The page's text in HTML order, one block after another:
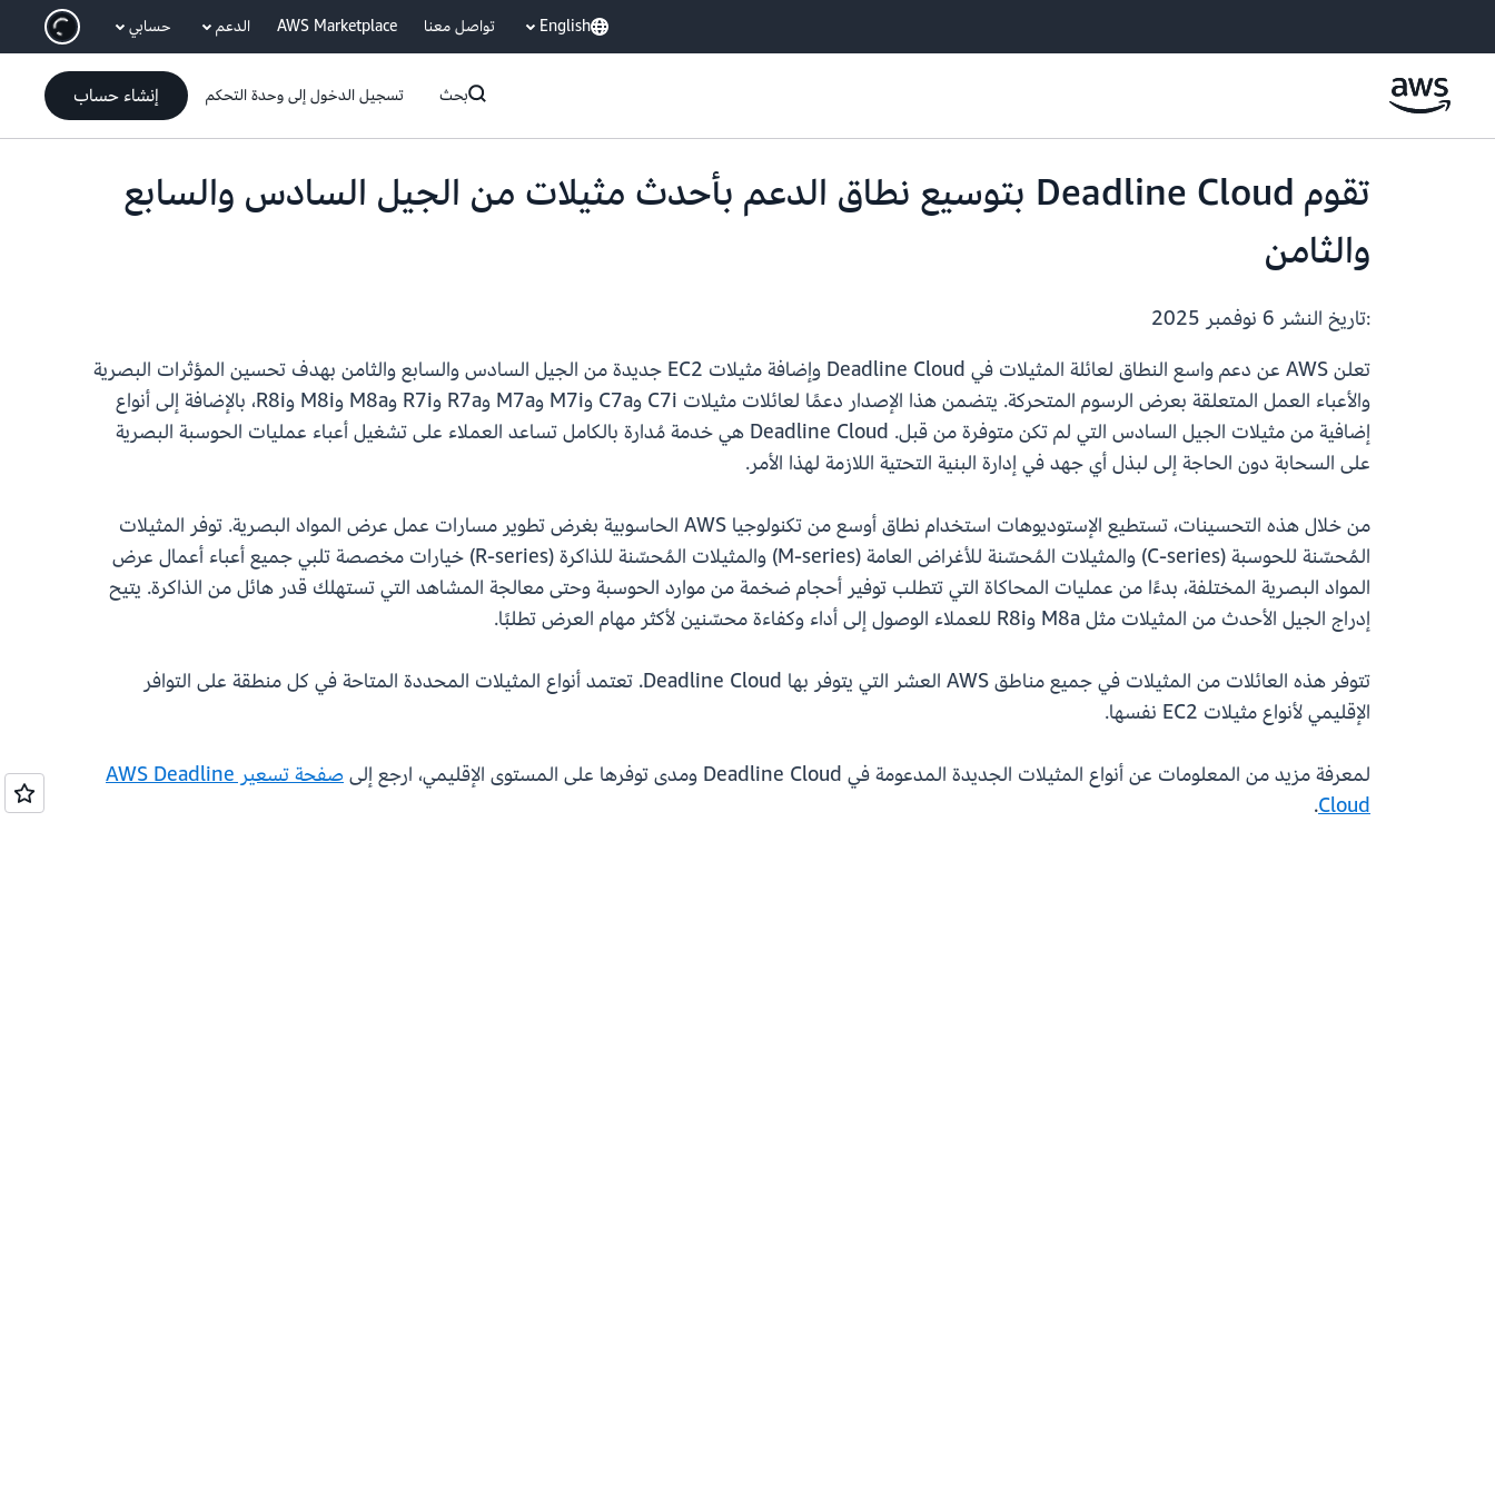
انتقل إلى المحتوى الرئيسي English تواصل معنا AWS Marketplace الدعم حسابي
بحث تسجيل الدخول إلى وحدة التحكم إنشاء حساب
تقوم Deadline Cloud بتوسيع نطاق الدعم بأحدث مثيلات من الجيل السادس والسابع
والثامن
:تاريخ النشر
تعلن AWS عن دعم واسع النطاق لعائلة المثيلات في Deadline Cloud وإضافة مثيلات EC2 جديدة من الجيل السادس والسابع والثامن بهدف تحسين المؤثرات البصرية
والأعباء العمل المتعلقة بعرض الرسوم المتحركة. يتضمن هذا الإصدار دعمًا لعائلات مثيلات C7i وC7a وM7i وM7a وR7a وR7i وM8a وM8i وR8i، بالإضافة إلى أنواع
إضافية من مثيلات الجيل السادس التي لم تكن متوفرة من قبل. Deadline Cloud هي خدمة مُدارة بالكامل تساعد العملاء على تشغيل أعباء عمليات الحوسبة البصرية
على السحابة دون الحاجة إلى لبذل أي جهد في إدارة البنية التحتية اللازمة لهذا الأمر.
من خلال هذه التحسينات، تستطيع الإستوديوهات استخدام نطاق أوسع من تكنولوجيا AWS الحاسوبية بغرض تطوير مسارات عمل عرض المواد البصرية. توفر المثيلات
المُحسّنة للحوسبة (C-series) والمثيلات المُحسّنة للأغراض العامة (M-series) والمثيلات المُحسّنة للذاكرة (R-series) خيارات مخصصة تلبي جميع أعباء أعمال عرض
المواد البصرية المختلفة، بدءًا من عمليات المحاكاة التي تتطلب توفير أحجام ضخمة من موارد الحوسبة وحتى معالجة المشاهد التي تستهلك قدر هائل من الذاكرة. يتيح
إدراج الجيل الأحدث من المثيلات مثل M8a وR8i للعملاء الوصول إلى أداء وكفاءة محسّنين لأكثر مهام العرض تطلبًا.
تتوفر هذه العائلات من المثيلات في جميع مناطق AWS العشر التي يتوفر بها Deadline Cloud. تعتمد أنواع المثيلات المحددة المتاحة في كل منطقة على التوافر
الإقليمي لأنواع مثيلات EC2 نفسها.
لمعرفة مزيد من المعلومات عن أنواع المثيلات الجديدة المدعومة في Deadline Cloud ومدى توفرها على المستوى الإقليمي، ارجع إلى
صفحة تسعير AWS Deadline
Cloud
.